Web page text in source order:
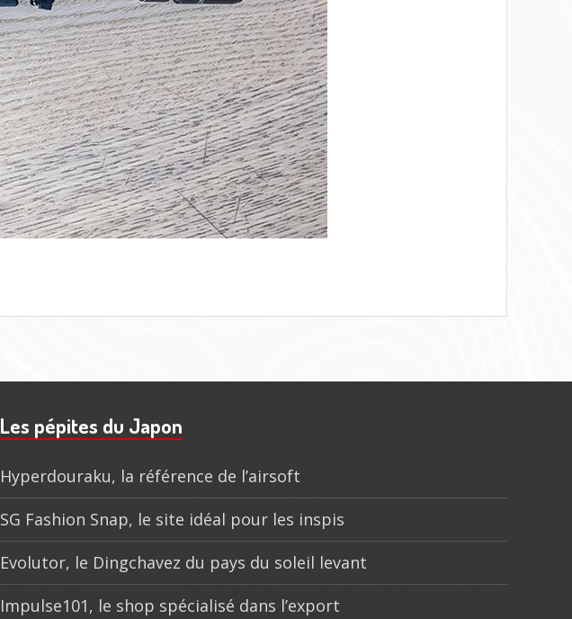
Les pépites du Japon
Hyperdouraku, la référence de l’airsoft
SG Fashion Snap, le site idéal pour les inspis
Evolutor, le Dingchavez du pays du soleil levant
Impulse101, le shop spécialisé dans l’export